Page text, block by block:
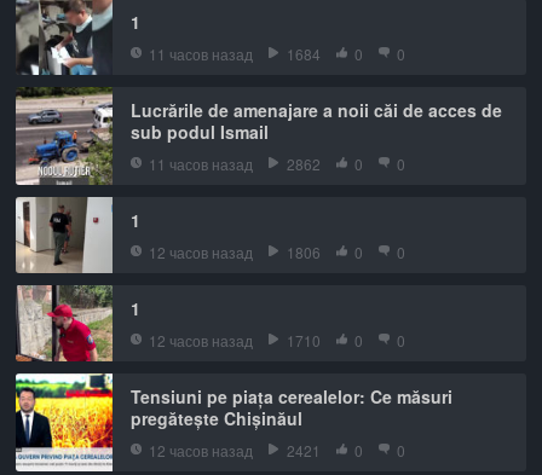
1
11 часов назад 1684 0 0
Lucrările de amenajare a noii căi de acces de
sub podul Ismail
11 часов назад 2862 0 0
1
12 часов назад 1806 0 0
1
12 часов назад 1710 0 0
Tensiuni pe piața cerealelor: Ce măsuri
pregătește Chișinăul
12 часов назад 2421 0 0